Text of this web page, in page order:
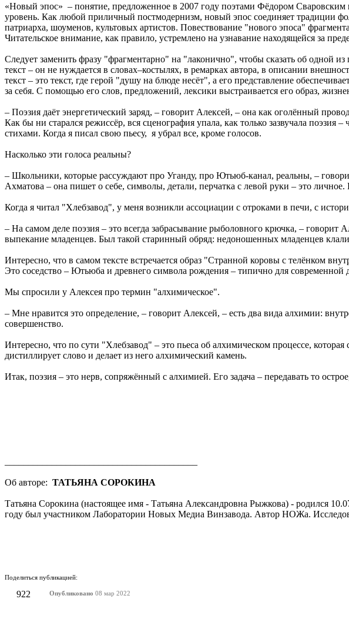
«Новый эпос» – понятие, предложенное в 2007 году поэтами Фёдором
уровень. Как любой приличный постмодернизм, новый эпос соединяет традиции
патриарха, шоуменов, культовых артистов. Повествование "нового эпоса"
Читательское внимание, как правило, устремлено на узнавание находящейся за
Следует заменить фразу "фрагментарно" на "лаконично", чтобы сказать об одной
текст – он не нуждается в словах–костылях, в ремарках автора, в описании
текст – это текст, где герой "душу на блюде несёт", а его представление
за себя. С помощью его слов, предложений, лексики выстраивается его образ,
– Поэзия даёт энергетический заряд, – говорит Алексей, – она как оголённый
Как бы ни старался режиссёр, вся сценография упала, как только зазвучала поэзия
стихами. Когда я писал свою пьесу, я убрал все, кроме голосов.
Насколько эти голоса реальны?
– Школьники, которые рассуждают про Уганду, про Ютьюб-канал, реальны, –
Ахматова – она пишет о себе, символы, детали, перчатка с левой руки – это
Когда я читал "Хлебзавод", у меня возникли ассоциации с отроками в печи, с
– На самом деле поэзия – это всегда забрасывание рыболовного крючка, – говорит
выпекание младенцев. Был такой старинный обряд: недоношенных младенцев
Интересно, что в самом тексте встречается образ "Странной коровы с телёнком
Это соседство – Ютьюба и древнего символа рождения – типично для современной
Мы спросили у Алексея про термин "алхимическое".
– Мне нравится это определение, – говорит Алексей, – есть два вида алхимии:
совершенство.
Интересно, что по сути "Хлебзавод" – это пьеса об алхимическом процессе,
дистиллирует слово и делает из него алхимический камень.
Итак, поэзия – это нерв, сопряжённый с алхимией. Его задача – передавать то
Об авторе: ТАТЬЯНА СОРОКИНА
Татьяна Сорокина (настоящее имя - Татьяна Александровна Рыжкова) - родился
году был участником Лаборатории Новых Медиа Винзавода. Автор НОЖа.
Поделиться публикацией:
922 Опубликовано 08 мар 2022